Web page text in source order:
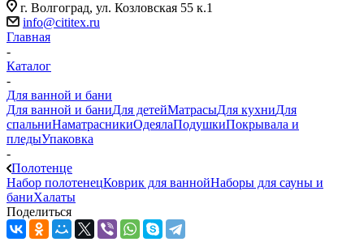
г. Волгоград, ул. Козловская 55 к.1
info@cititex.ru
Главная
-
Каталог
-
Для ванной и бани
Для ванной и баниДля детейМатрасыДля кухниДля
спальниНаматрасникиОдеялаПодушкиПокрывала и
пледыУпаковка
-
Полотенце
Набор полотенецКоврик для ваннойНаборы для сауны и
баниХалаты
Поделиться